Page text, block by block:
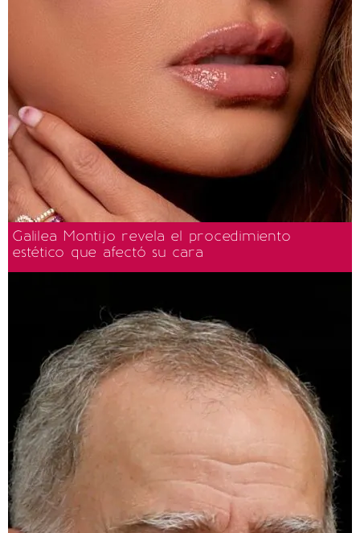
Galilea Montijo revela el procedimiento
estético que afectó su cara